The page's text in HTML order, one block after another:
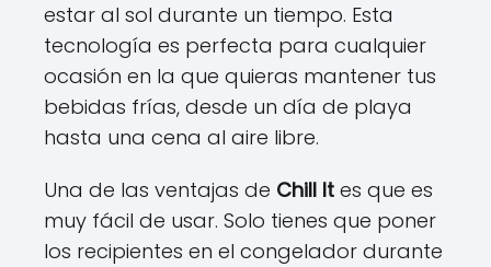
estar al sol durante un tiempo. Esta
tecnología es perfecta para cualquier
ocasión en la que quieras mantener tus
bebidas frías, desde un día de playa
hasta una cena al aire libre.
Una de las ventajas de Chill It es que es
muy fácil de usar. Solo tienes que poner
los recipientes en el congelador durante